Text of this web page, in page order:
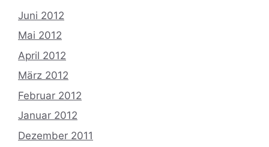
Juni 2012
Mai 2012
April 2012
März 2012
Februar 2012
Januar 2012
Dezember 2011